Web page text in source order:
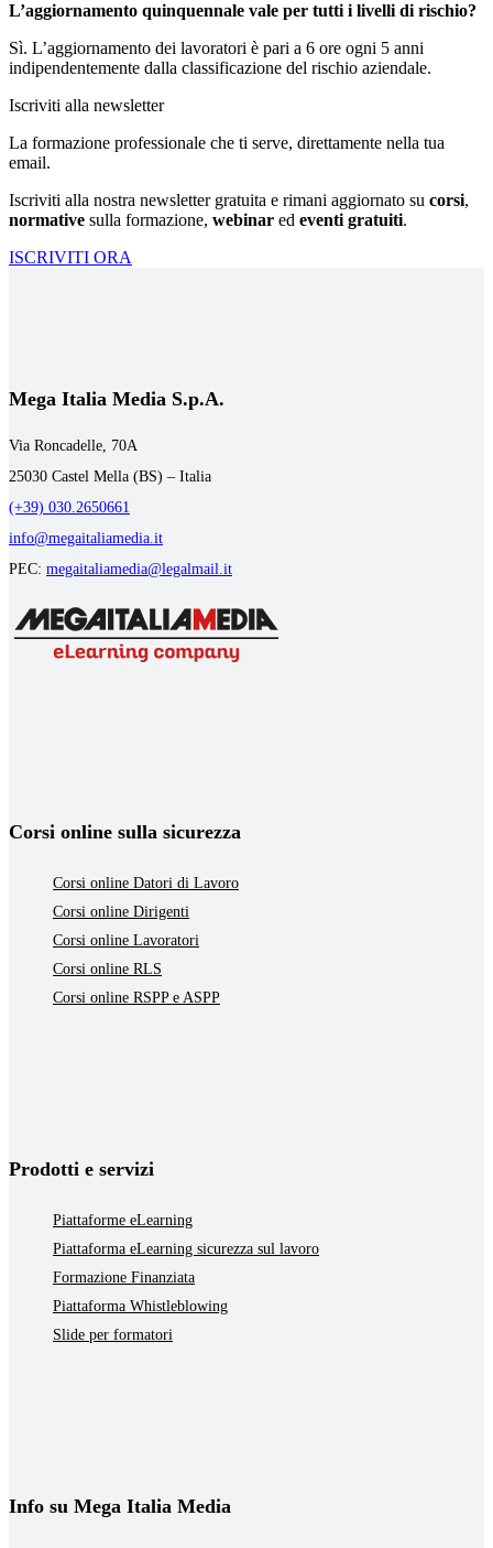
L’aggiornamento quinquennale vale per tutti i livelli di rischio?
Sì. L’aggiornamento dei lavoratori è pari a 6 ore ogni 5 anni
indipendentemente dalla classificazione del rischio aziendale.
Iscriviti alla newsletter
La formazione professionale che ti serve, direttamente nella tua
email.
Iscriviti alla nostra newsletter gratuita e rimani aggiornato su corsi,
normative sulla formazione, webinar ed eventi gratuiti.
ISCRIVITI ORA
Mega Italia Media S.p.A.
Via Roncadelle, 70A
25030 Castel Mella (BS) – Italia
(+39) 030.2650661
info@megaitaliamedia.it
PEC: megaitaliamedia@legalmail.it
Corsi online sulla sicurezza
Corsi online Datori di Lavoro
Corsi online Dirigenti
Corsi online Lavoratori
Corsi online RLS
Corsi online RSPP e ASPP
Prodotti e servizi
Piattaforme eLearning
Piattaforma eLearning sicurezza sul lavoro
Formazione Finanziata
Piattaforma Whistleblowing
Slide per formatori
Info su Mega Italia Media